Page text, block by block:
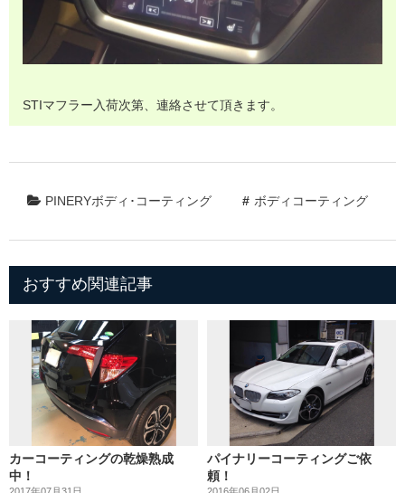
STIマフラー入荷次第、連絡させて頂きます。
PINERYボディ･コーティング ボディコーティング
おすすめ関連記事
カーコーティングの乾燥熟成
中！
パイナリーコーティングご依
頼！